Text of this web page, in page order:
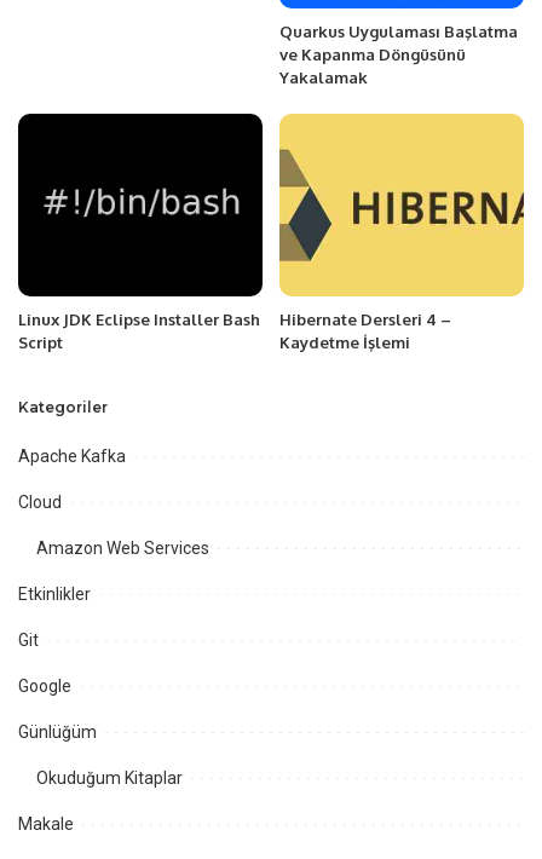
Quarkus Uygulaması Başlatma
ve Kapanma Döngüsünü
Yakalamak
Linux JDK Eclipse Installer Bash
Script
Hibernate Dersleri 4 –
Kaydetme İşlemi
Kategoriler
Apache Kafka
Cloud
Amazon Web Services
Etkinlikler
Git
Google
Günlüğüm
Okuduğum Kitaplar
Makale